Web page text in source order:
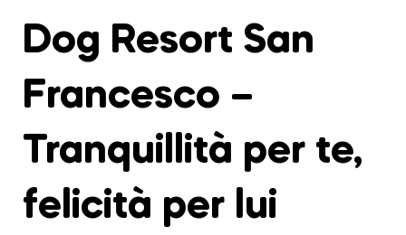
Dog Resort San
Francesco –
Tranquillità per te,
felicità per lui